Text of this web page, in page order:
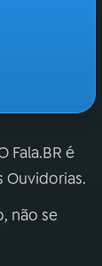
Fala.BR é
Ouvidorias.
não se